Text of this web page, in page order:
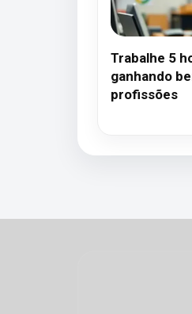
Trabalhe 5
ganhando
profissões